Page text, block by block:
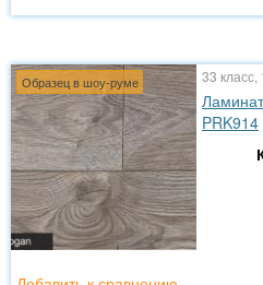
Образец в шоу-руме 33
PRK914